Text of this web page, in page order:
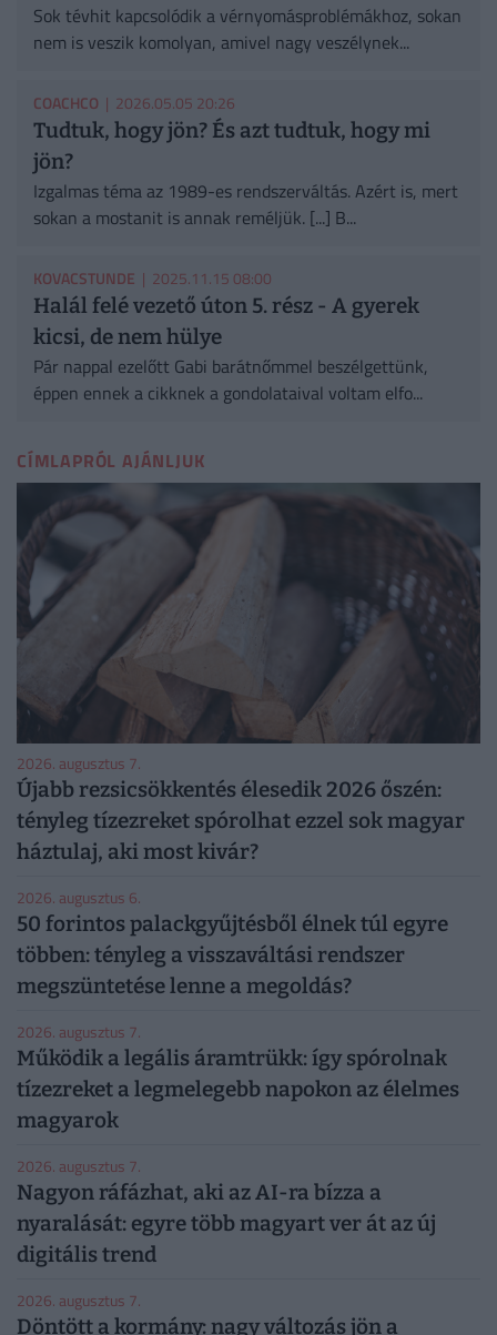
Sok tévhit kapcsolódik a vérnyomásproblémákhoz, sokan
nem is veszik komolyan, amivel nagy veszélynek...
COACHCO | 2026.05.05 20:26
Tudtuk, hogy jön? És azt tudtuk, hogy mi
jön?
Izgalmas téma az 1989-es rendszerváltás. Azért is, mert
sokan a mostanit is annak reméljük. [...] B...
KOVACSTUNDE | 2025.11.15 08:00
Halál felé vezető úton 5. rész - A gyerek
kicsi, de nem hülye
Pár nappal ezelőtt Gabi barátnőmmel beszélgettünk,
éppen ennek a cikknek a gondolataival voltam elfo...
CÍMLAPRÓL AJÁNLJUK
2026. augusztus 7.
Újabb rezsicsökkentés élesedik 2026 őszén:
tényleg tízezreket spórolhat ezzel sok magyar
háztulaj, aki most kivár?
2026. augusztus 6.
50 forintos palackgyűjtésből élnek túl egyre
többen: tényleg a visszaváltási rendszer
megszüntetése lenne a megoldás?
2026. augusztus 7.
Működik a legális áramtrükk: így spórolnak
tízezreket a legmelegebb napokon az élelmes
magyarok
2026. augusztus 7.
Nagyon ráfázhat, aki az AI-ra bízza a
nyaralását: egyre több magyart ver át az új
digitális trend
2026. augusztus 7.
Döntött a kormány: nagy változás jön a